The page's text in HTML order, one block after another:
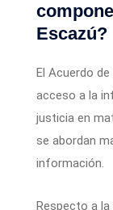
Escazú?
El Acuerdo
acceso a la
justicia en
se abordan
información.
Respecto a